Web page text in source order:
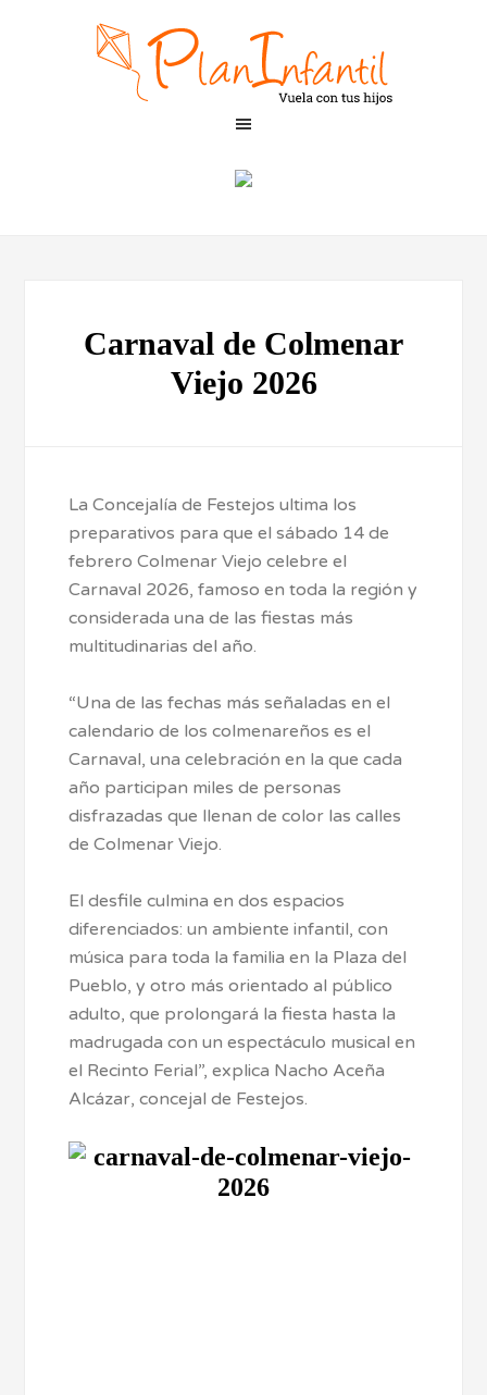
Carnaval de Colmenar
Viejo 2026
La Concejalía de Festejos ultima los
preparativos para que el sábado 14 de
febrero Colmenar Viejo celebre el
Carnaval 2026, famoso en toda la región y
considerada una de las fiestas más
multitudinarias del año.
“Una de las fechas más señaladas en el
calendario de los colmenareños es el
Carnaval, una celebración en la que cada
año participan miles de personas
disfrazadas que llenan de color las calles
de Colmenar Viejo.
El desfile culmina en dos espacios
diferenciados: un ambiente infantil, con
música para toda la familia en la Plaza del
Pueblo, y otro más orientado al público
adulto, que prolongará la fiesta hasta la
madrugada con un espectáculo musical en
el Recinto Ferial”, explica Nacho Aceña
Alcázar, concejal de Festejos.